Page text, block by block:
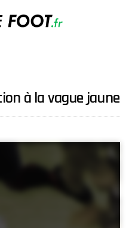
à la vague jaune